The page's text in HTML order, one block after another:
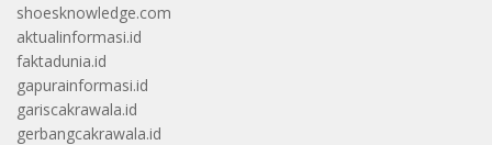
shoesknowledge.com
aktualinformasi.id
faktadunia.id
gapurainformasi.id
gariscakrawala.id
gerbangcakrawala.id